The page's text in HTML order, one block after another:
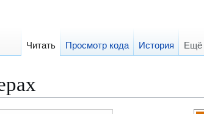
Читать Просмотр кода История Ещё